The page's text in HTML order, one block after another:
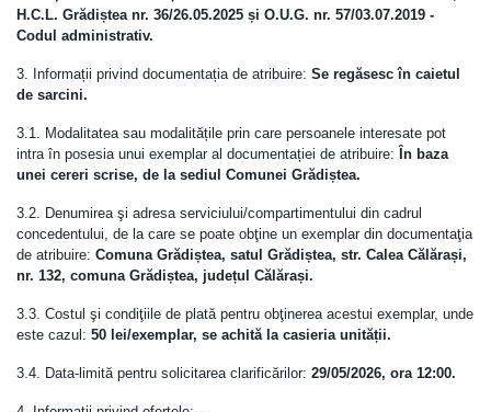
H.C.L. Grădiștea nr. 36/26.05.2025 și O.U.G. nr. 57/03.07.2019 -
Codul administrativ.
3. Informații privind documentația de atribuire: Se regăsesc în caietul
de sarcini.
3.1. Modalitatea sau modalitățile prin care persoanele interesate pot
intra în posesia unui exemplar al documentației de atribuire: În baza
unei cereri scrise, de la sediul Comunei Grădiștea.
3.2. Denumirea şi adresa serviciului/compartimentului din cadrul
concedentului, de la care se poate obţine un exemplar din documentaţia
de atribuire: Comuna Grădiștea, satul Grădiștea, str. Calea Călărași,
nr. 132, comuna Grădiștea, județul Călărași.
3.3. Costul şi condiţiile de plată pentru obţinerea acestui exemplar, unde
este cazul: 50 lei/exemplar, se achită la casieria unității.
3.4. Data-limită pentru solicitarea clarificărilor: 29/05/2026, ora 12:00.